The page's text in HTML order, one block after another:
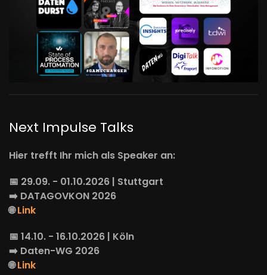
Next Impulse Talks
Hier trefft Ihr mich als Speaker an:
📅 29.09. - 01.10.2026 | Stuttgart
➡️ DATAGOVKON 2026
🌐Link
📅 14.10. - 16.10.2026 | Köln
➡️ Daten-WG 2026
🌐Link